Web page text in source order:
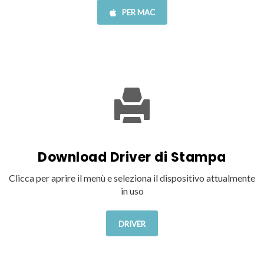
PER MAC
Download Driver di Stampa
Clicca per aprire il menù e seleziona il dispositivo attualmente
in uso
DRIVER